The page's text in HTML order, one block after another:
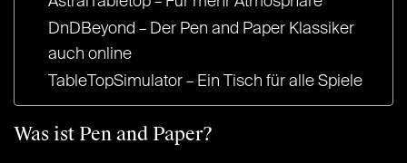
DnDBeyond – Der Pen and Paper Klassiker
auch online
TableTopSimulator – Ein Tisch für alle Spiele
Was ist Pen and Paper?